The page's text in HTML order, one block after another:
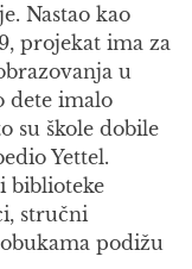
Nastao kao
projekat ima za
u
dete imalo
su škole dobile
Yettel.
biblioteke
stručni
podižu